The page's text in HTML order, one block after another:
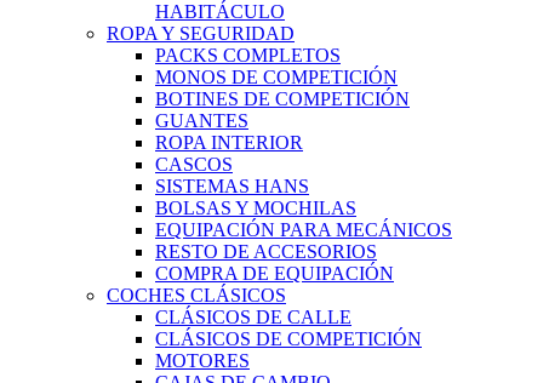
HABITÁCULO
ROPA Y SEGURIDAD
PACKS COMPLETOS
MONOS DE COMPETICIÓN
BOTINES DE COMPETICIÓN
GUANTES
ROPA INTERIOR
CASCOS
SISTEMAS HANS
BOLSAS Y MOCHILAS
EQUIPACIÓN PARA MECÁNICOS
RESTO DE ACCESORIOS
COMPRA DE EQUIPACIÓN
COCHES CLÁSICOS
CLÁSICOS DE CALLE
CLÁSICOS DE COMPETICIÓN
MOTORES